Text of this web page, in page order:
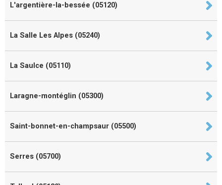
L'argentière-la-bessée (05120)
La Salle Les Alpes (05240)
La Saulce (05110)
Laragne-montéglin (05300)
Saint-bonnet-en-champsaur (05500)
Serres (05700)